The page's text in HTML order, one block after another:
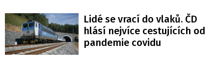
Lidé se vrací do vlaků. ČD
hlásí nejvíce cestujících od
pandemie covidu